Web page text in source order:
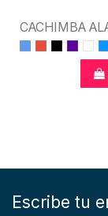
CACHIMBA
Escribe tu